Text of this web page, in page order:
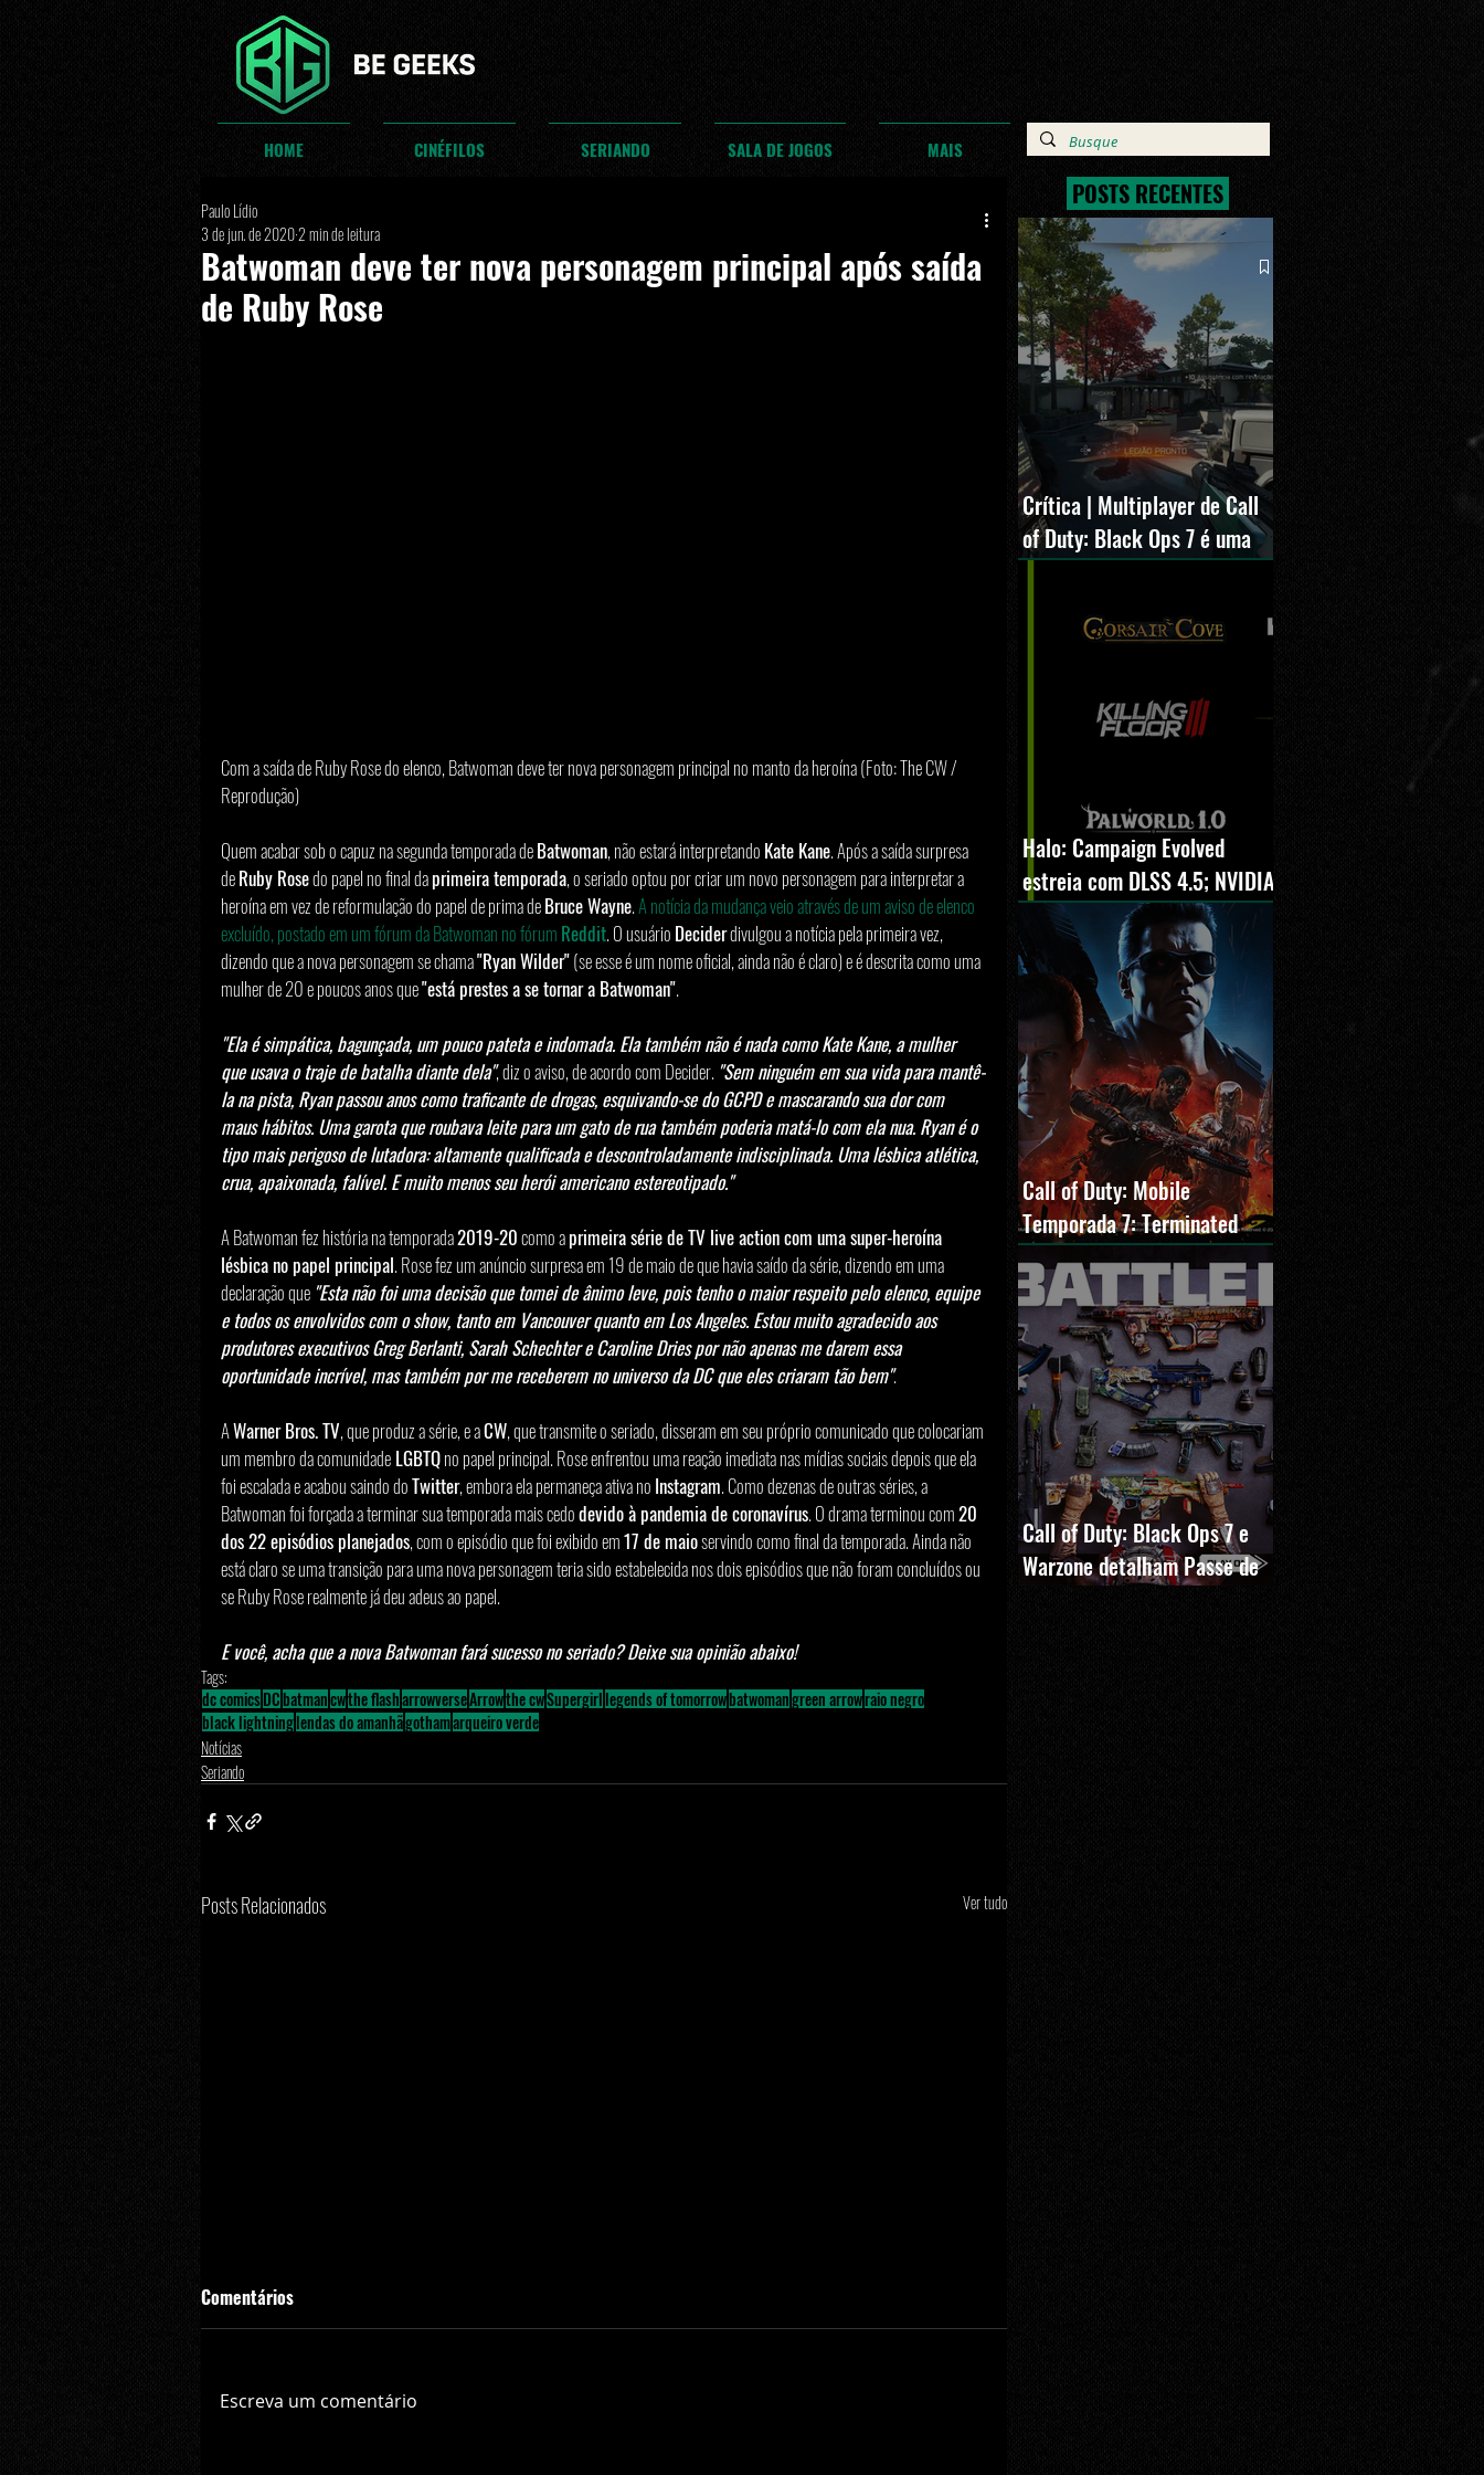
HOME CINÉFILOS SERIANDO SALA DE JOGOS MAIS
Batwoman deve ter nova personagem principal após saída
de Ruby Rose
Paulo Lídio
3 de jun. de 20202 min de leitura
Com a saída de Ruby Rose do elenco, Batwoman deve ter nova personagem principal no manto da heroína (Foto: The CW /
Reprodução)
Quem acabar sob o capuz na segunda temporada de Batwoman, não estará interpretando Kate Kane. Após a saída surpresa
de Ruby Rose do papel no final da primeira temporada, o seriado optou por criar um novo personagem para interpretar a
heroína em vez de reformulação do papel de prima de Bruce Wayne. A notícia da mudança veio através de um aviso de elenco
excluído, postado em um fórum da Batwoman no fórum Reddit. O usuário Decider divulgou a notícia pela primeira vez,
dizendo que a nova personagem se chama "Ryan Wilder" (se esse é um nome oficial, ainda não é claro) e é descrita como uma
mulher de 20 e poucos anos que "está prestes a se tornar a Batwoman".
"Ela é simpática, bagunçada, um pouco pateta e indomada. Ela também não é nada como Kate Kane, a mulher
que usava o traje de batalha diante dela", diz o aviso, de acordo com Decider. "Sem ninguém em sua vida para mantê-
la na pista, Ryan passou anos como traficante de drogas, esquivando-se do GCPD e mascarando sua dor com
maus hábitos. Uma garota que roubava leite para um gato de rua também poderia matá-lo com ela nua. Ryan é o
tipo mais perigoso de lutadora: altamente qualificada e descontroladamente indisciplinada. Uma lésbica atlética,
crua, apaixonada, falível. E muito menos seu herói americano estereotipado."
A Batwoman fez história na temporada 2019-20 como a primeira série de TV live action com uma super-heroína
lésbica no papel principal. Rose fez um anúncio surpresa em 19 de maio de que havia saído da série, dizendo em uma
declaração que "Esta não foi uma decisão que tomei de ânimo leve, pois tenho o maior respeito pelo elenco, equipe
e todos os envolvidos com o show, tanto em Vancouver quanto em Los Angeles. Estou muito agradecido aos
produtores executivos Greg Berlanti, Sarah Schechter e Caroline Dries por não apenas me darem essa
oportunidade incrível, mas também por me receberem no universo da DC que eles criaram tão bem".
A Warner Bros. TV, que produz a série, e a CW, que transmite o seriado, disseram em seu próprio comunicado que colocariam
um membro da comunidade LGBTQ no papel principal. Rose enfrentou uma reação imediata nas mídias sociais depois que ela
foi escalada e acabou saindo do Twitter, embora ela permaneça ativa no Instagram. Como dezenas de outras séries, a
Batwoman foi forçada a terminar sua temporada mais cedo devido à pandemia de coronavírus. O drama terminou com 20
dos 22 episódios planejados, com o episódio que foi exibido em 17 de maio servindo como final da temporada. Ainda não
está claro se uma transição para uma nova personagem teria sido estabelecida nos dois episódios que não foram concluídos ou
se Ruby Rose realmente já deu adeus ao papel.
E você, acha que a nova Batwoman fará sucesso no seriado? Deixe sua opinião abaixo!
Tags:
dc comicsDCbatmancwthe flasharrowverseArrowthe cwSupergirllegends of tomorrowbatwomangreen arrowraio negro
black lightninglendas do amanhãgothamarqueiro verde
Notícias
Seriando
Posts Relacionados Ver tudo
Comentários
Escreva um comentário
POSTS RECENTES
Crítica | Multiplayer de Call
of Duty: Black Ops 7 é uma
experiência positiva,
Halo: Campaign Evolved
estreia com DLSS 4.5; NVIDIA
lança novo GeForce Game
Ready Driver para grandes
lançamentos
Call of Duty: Mobile
Temporada 7: Terminated
estreia com O Exterminador
do Futuro 2, novos modos e
Cronen Squall
Call of Duty: Black Ops 7 e
Warzone detalham Passe de
Batalha, BlackCell e novas